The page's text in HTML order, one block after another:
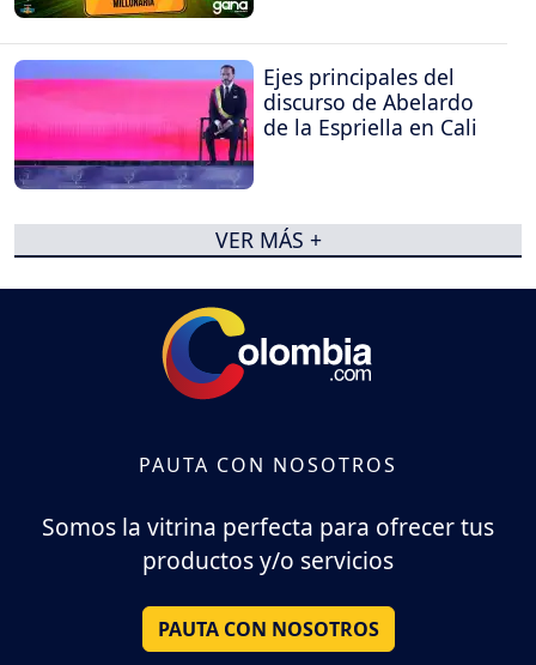
Ejes principales del
discurso de Abelardo
de la Espriella en Cali
VER MÁS +
PAUTA CON NOSOTROS
Somos la vitrina perfecta para ofrecer tus
productos y/o servicios
PAUTA CON NOSOTROS